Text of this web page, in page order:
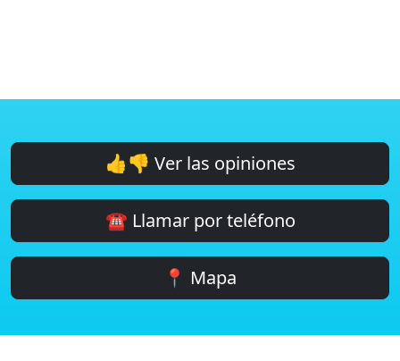
👍👎 Ver las opiniones
☎️ Llamar por teléfono
📍 Mapa